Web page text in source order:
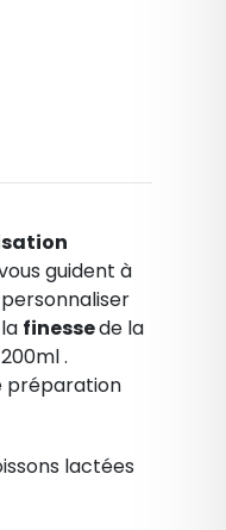
guident à
finessede la
.
préparation
lactées